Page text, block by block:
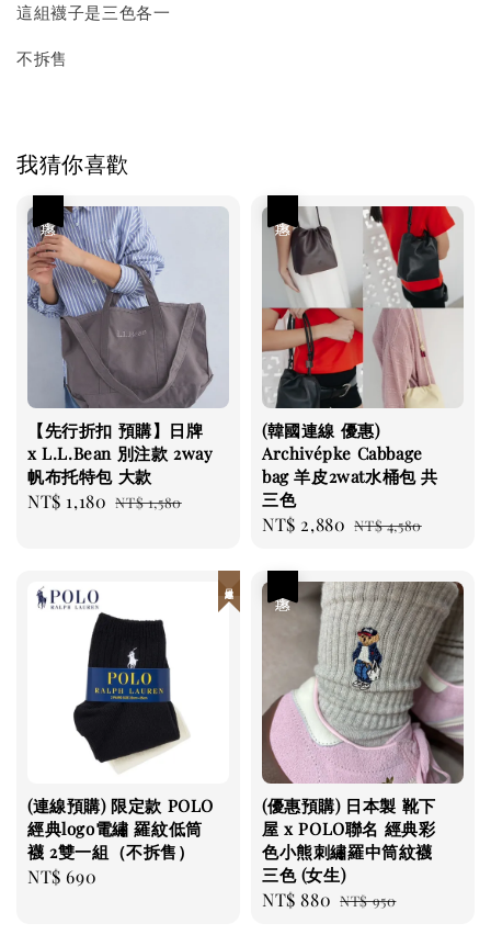
這組襪子是三色各一
不拆售
我猜你喜歡
【先行折扣 預購】日牌
x L.L.Bean 別注款 2way
帆布托特包 大款
Sale
NT$ 1,180 Regular
NT$ 1,580
(韓國連線 優惠)
Archivépke Cabbage
bag 羊皮2wat水桶包 共
三色
Sale
NT$ 2,880 Regular
NT$ 4,580
(連線預購) 限定款 POLO
經典logo電繡 羅紋低筒
襪 2雙一組（不拆售）
Regular
NT$ 690
(優惠預購) 日本製 靴下
屋 x POLO聯名 經典彩
色小熊刺繡羅中筒紋襪
三色 (女生)
Sale
NT$ 880 Regular
NT$ 950